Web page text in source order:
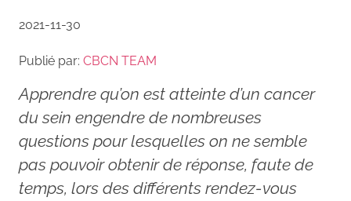
2021-11-30
Publié par: CBCN TEAM
Apprendre qu’on est atteinte d’un cancer
du sein engendre de nombreuses
questions pour lesquelles on ne semble
pas pouvoir obtenir de réponse, faute de
temps, lors des différents rendez-vous